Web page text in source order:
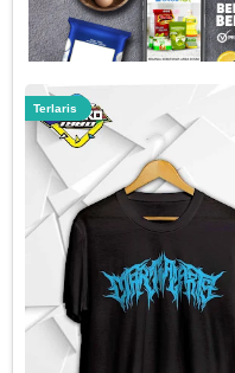
Terlaris